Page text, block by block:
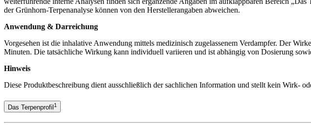
der Grünhorn-Terpenanalyse können von den Herstellerangaben abweichen.
Anwendung & Darreichung
Vorgesehen ist die inhalative Anwendung mittels medizinisch zugelassenem Verdampfer. Der
Minuten. Die tatsächliche Wirkung kann individuell variieren und ist abhängig von Dosierung
Hinweis
Diese Produktbeschreibung dient ausschließlich der sachlichen Information und stellt kein Wirk-
Das Terpenprofil 1